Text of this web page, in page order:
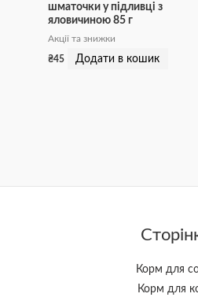
шматочки у підливці з
яловичиною 85 г
Акції та знижки
₴45 Додати в кошик
Корм для
Корм для